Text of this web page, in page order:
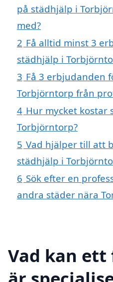
på städhjälp i
med?
2 Få alltid minst 3
städhjälp i
3 Få 3 erbjudanden
Torbjörntorp från
4 Hur mycket kostar
Torbjörntorp?
5 Vad hjälper till att
städhjälp i
6 Sök efter en
andra städer nära
Vad kan ett